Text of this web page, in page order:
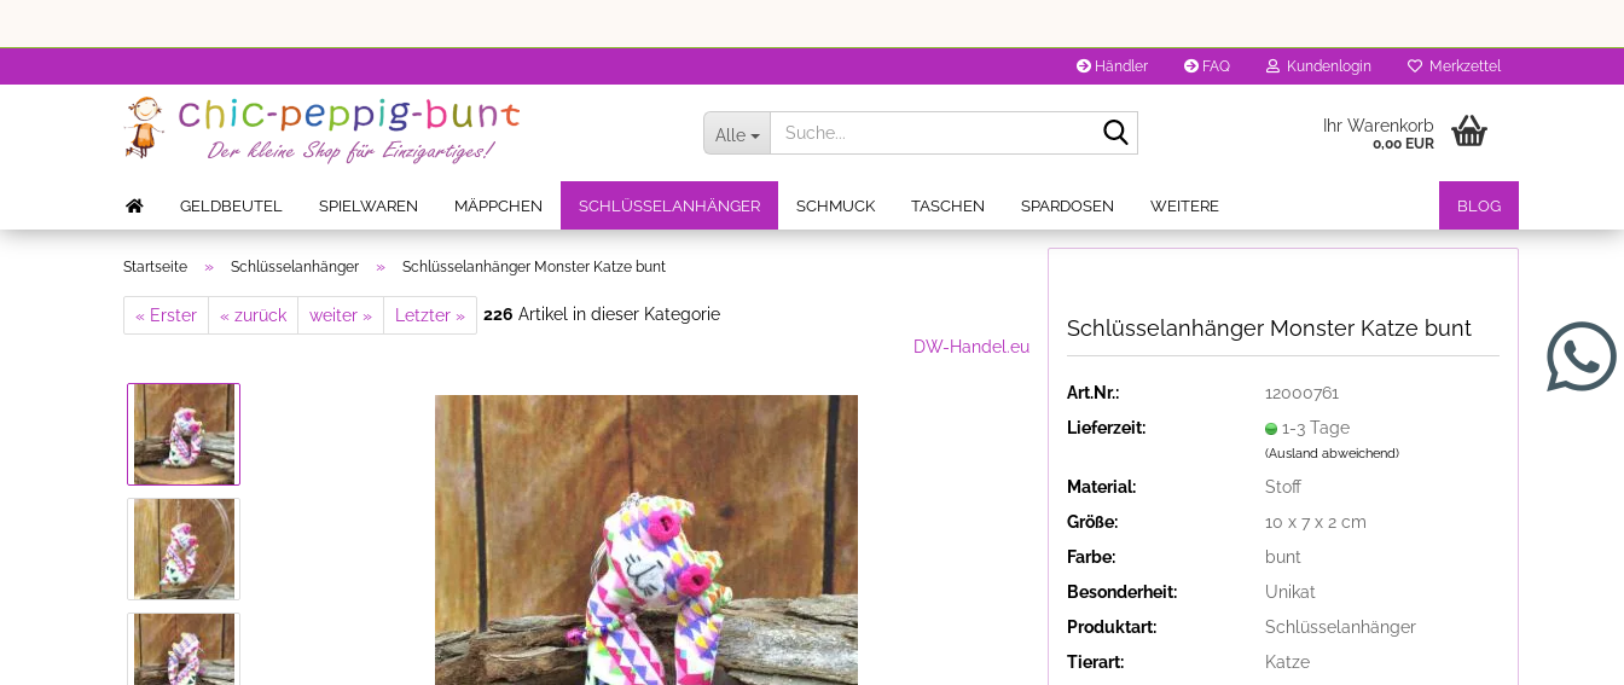
Händler FAQ Kundenlogin Merkzettel
Alle Ihr Warenkorb
0,00 EUR
GELDBEUTEL SPIELWAREN MÄPPCHEN SCHLÜSSELANHÄNGER SCHMUCK TASCHEN SPARDOSEN BLOG
WEITERE
Startseite » Schlüsselanhänger » Schlüsselanhänger Monster Katze bunt
« Erster « zurück weiter » Letzter » 226 Artikel in dieser Kategorie
DW-Handel.eu
Schlüsselanhänger Monster Katze bunt
Art.Nr.:
12000761
Lieferzeit:
1-3 Tage
(Ausland abweichend)
Material:
Stoff
Größe:
10 x 7 x 2 cm
Farbe:
bunt
Besonderheit:
Unikat
Produktart:
Schlüsselanhänger
Tierart:
Katze